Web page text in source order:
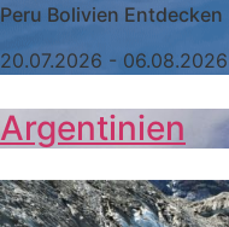
Peru Bolivien Entdecken
20.07.2026 - 06.08.2026
Argentinien